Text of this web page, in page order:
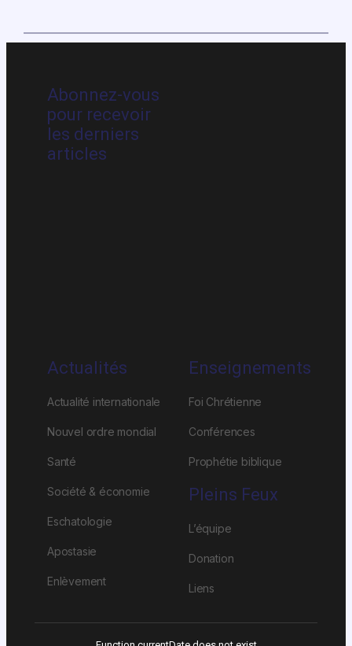
Abonnez-vous
pour recevoir
les derniers
articles
Actualités
Actualité internationale
Nouvel ordre mondial
Santé
Société & économie
Eschatologie
Apostasie
Enlèvement
Enseignements
Foi Chrétienne
Conférences
Prophétie biblique
Pleins Feux
L’équipe
Donation
Liens